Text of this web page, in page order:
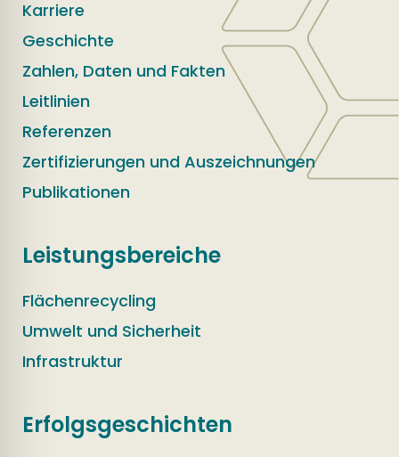
Karriere
Geschichte
Zahlen, Daten und Fakten
Leitlinien
Referenzen
Zertifizierungen und Auszeichnungen
Publikationen
Leistungsbereiche
Flächenrecycling
Umwelt und Sicherheit
Infrastruktur
Erfolgsgeschichten